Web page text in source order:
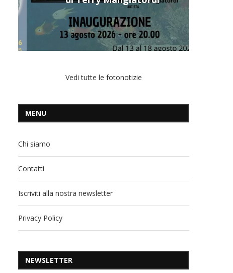
Vedi tutte le fotonotizie
MENU
Chi siamo
Contatti
Iscriviti alla nostra newsletter
Privacy Policy
NEWSLETTER